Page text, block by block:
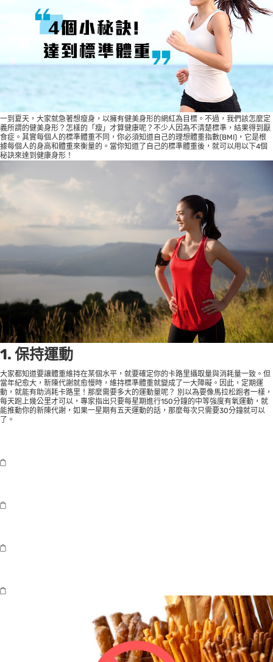
一到夏天，大家就急著想瘦身，以擁有健美身形的網紅為目標。不過，我們該怎麼定
義所謂的健美身形？怎樣的「瘦」才算健康呢？不少人因為不清楚標準，結果得到厭
食症。其實每個人的標準體重不同，你必須知道自己的理想體重指數(BMI)，它是根
據每個人的身高和體重來衡量的。當你知道了自己的標準體重後，就可以用以下4個
秘訣來達到健康身形！
1. 保持運動
大家都知道要讓體重維持在某個水平，就要確定你的卡路里攝取量與消耗量一致。但
當年紀愈大，新陳代謝就愈慢時，維持標準體重就變成了一大障礙。因此，定期運
動，就能有助消耗卡路里！那麼需要多大的運動量呢？ 別以為要像馬拉松跑者一樣，
每天跑上幾公里才可以，專家指出只要每星期進行150分鐘的中等強度有氧運動，就
能推動你的新陳代謝，如果一星期有五天運動的話，那麼每次只需要30分鐘就可以
了。